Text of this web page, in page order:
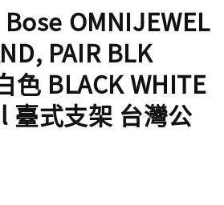
Bose OMNIJEWEL
PAIR BLK
色 BLACK WHITE
式支架 台灣公